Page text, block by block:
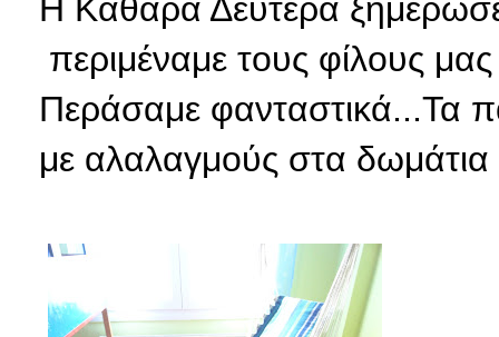
Η Καθαρά Δευτέρα
περιμέναμε τους φίλους
Περάσαμε φανταστικά...Τα
με αλαλαγμούς στα